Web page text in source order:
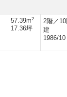
57.39m2
17.36坪
2階／
建
1986/10